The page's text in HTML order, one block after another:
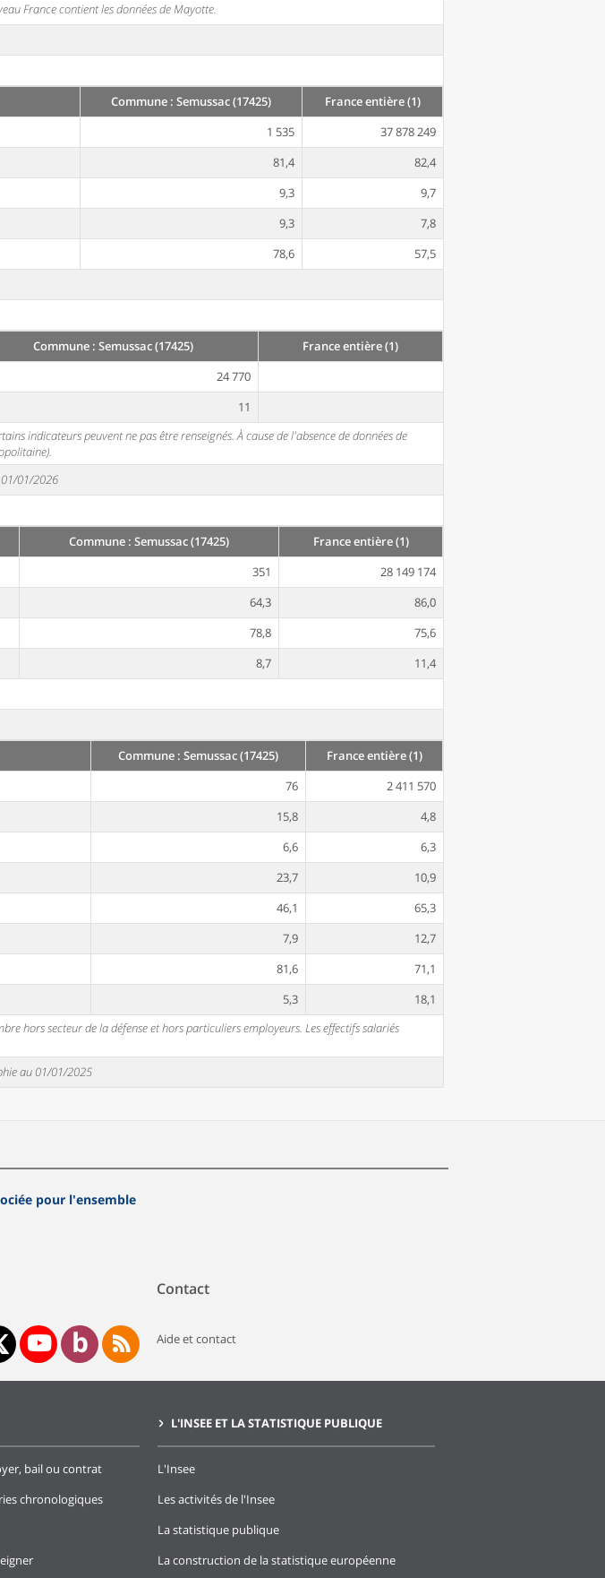
France contient les données de Mayotte.
Commune : Semussac (17425)
France entière (1)
1 535
37 878 249
81,4
82,4
9,3
9,7
9,3
7,8
78,6
57,5
Commune : Semussac (17425)
France entière (1)
24 770
11
indicateurs peuvent ne pas être renseignés. À cause de l'absence de données de
01/01/2026
Commune : Semussac (17425)
France entière (1)
351
28 149 174
64,3
86,0
78,8
75,6
8,7
11,4
Commune : Semussac (17425)
France entière (1)
76
2 411 570
15,8
4,8
6,6
6,3
23,7
10,9
46,1
65,3
7,9
12,7
81,6
71,1
5,3
18,1
hors secteur de la défense et hors particuliers employeurs. Les effectifs salariés
au 01/01/2025
pour l'ensemble
Contact
Aide et contact
bail ou contrat
chronologiques
L'INSEE ET LA STATISTIQUE PUBLIQUE
L'Insee
Les activités de l'Insee
La statistique publique
La construction de la statistique européenne